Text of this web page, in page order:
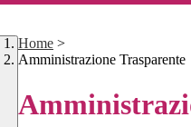
Home >
Amministrazione Trasparente